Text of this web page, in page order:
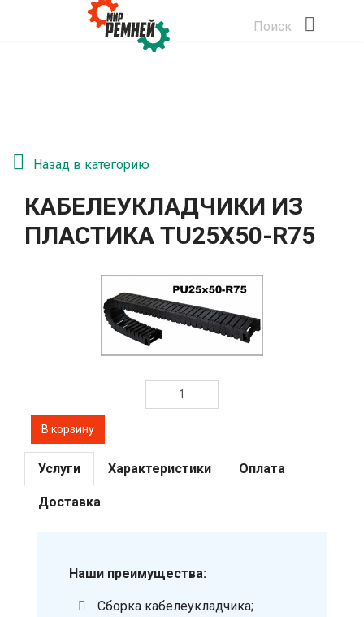
Поиск
Назад в категорию
КАБЕЛЕУКЛАДЧИКИ ИЗ
ПЛАСТИКА TU25X50-R75
Услуги Характеристики Оплата
Доставка
Наши преимущества:
Сборка кабелеукладчика;